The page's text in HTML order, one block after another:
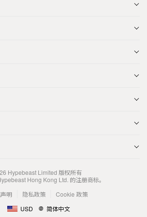
Hypebeast Limited 版权所有
Hong Kong Ltd. 的注册商标。
明
隐私政策
Cookie 政策
USD
简体中文